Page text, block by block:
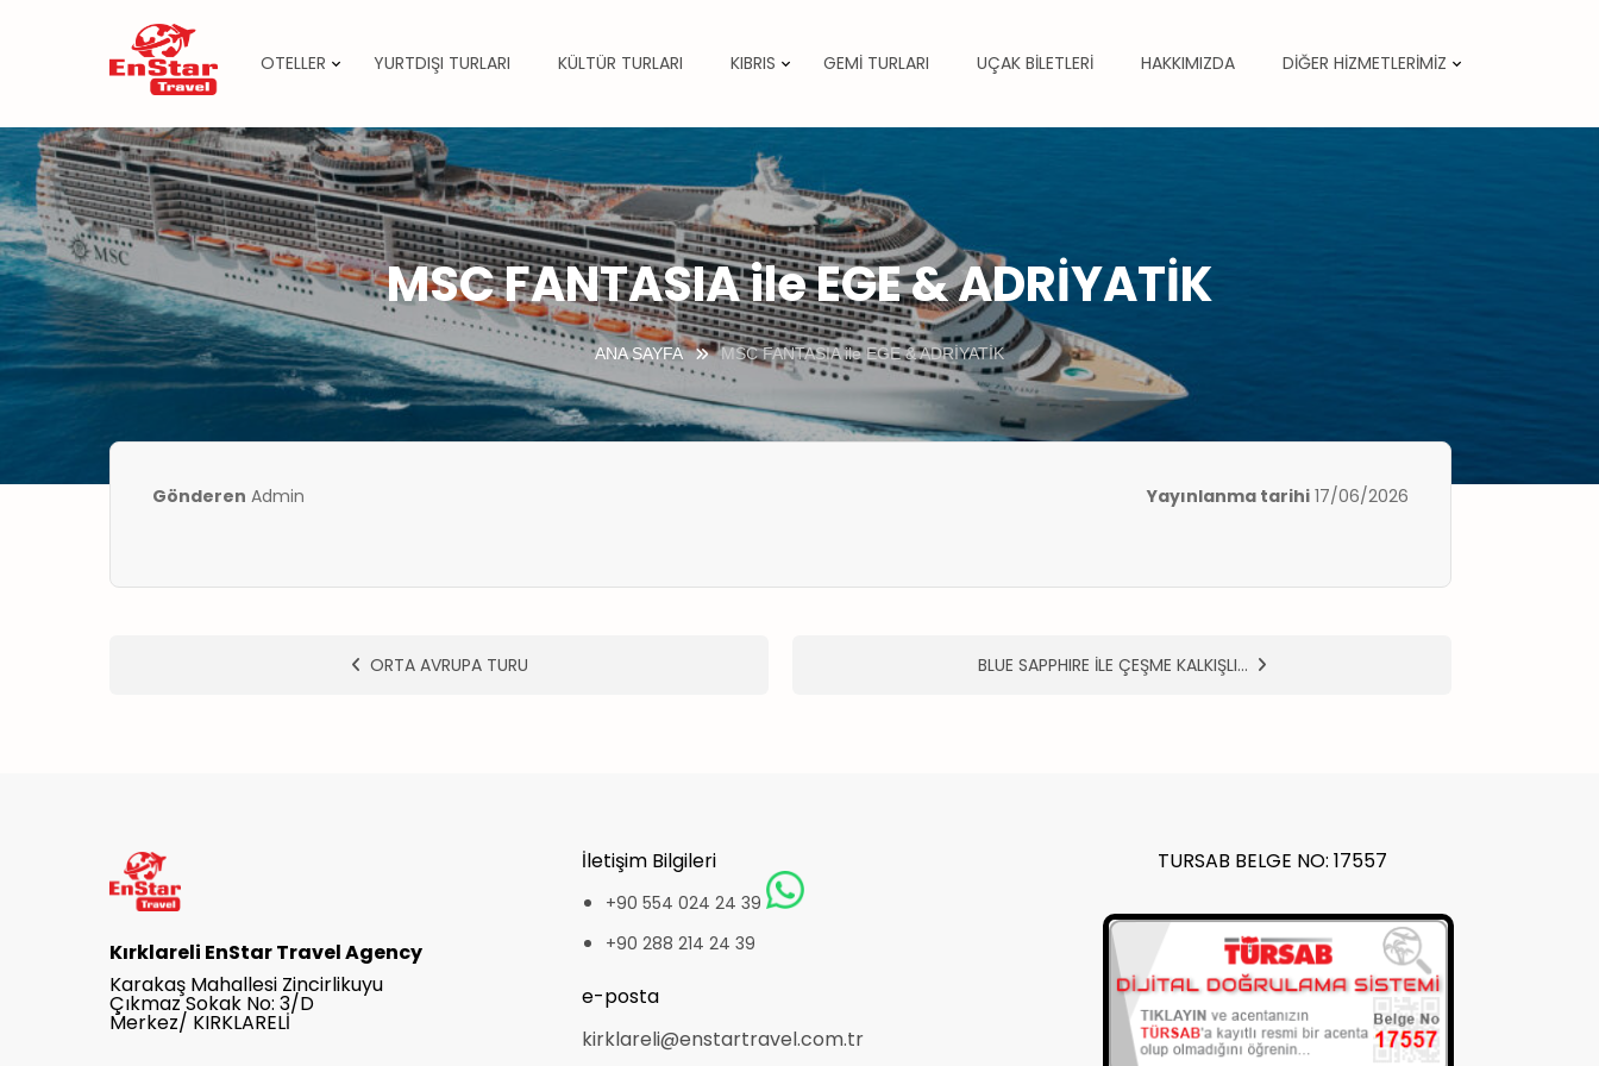
İçeriğe
OTELLER YURTDIŞI TURLARI KÜLTÜR TURLARI KIBRIS GEMİ TURLARI UÇAK BİLETLERİ HAKKIMIZDA DİĞER HİZMETLERİMİZ
MSC FANTASIA ile EGE & ADRİYATİK
ANA SAYFA MSC FANTASIA ile EGE & ADRİYATİK
Gönderen Admin Yayınlanma tarihi 17/06/2026
ORTA AVRUPA TURU BLUE SAPPHIRE İLE ÇEŞME KALKIŞLI…
Kırklareli EnStar Travel Agency
Karakaş Mahallesi Zincirlikuyu
Çıkmaz Sokak No: 3/D
Merkez/ KIRKLARELİ
İletişim Bilgileri
+90 554 024 24 39
+90 288 214 24 39
e-posta
kirklareli@enstartravel.com.tr
TURSAB BELGE NO: 17557